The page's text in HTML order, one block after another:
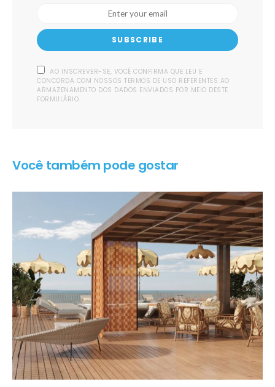
SUBSCRIBE
AO INSCREVER-SE, VOCÊ CONFIRMA QUE LEU E
CONCORDA COM NOSSOS TERMOS DE USO REFERENTES AO
ARMAZENAMENTO DOS DADOS ENVIADOS POR MEIO DESTE
FORMULÁRIO.
Você também pode gostar